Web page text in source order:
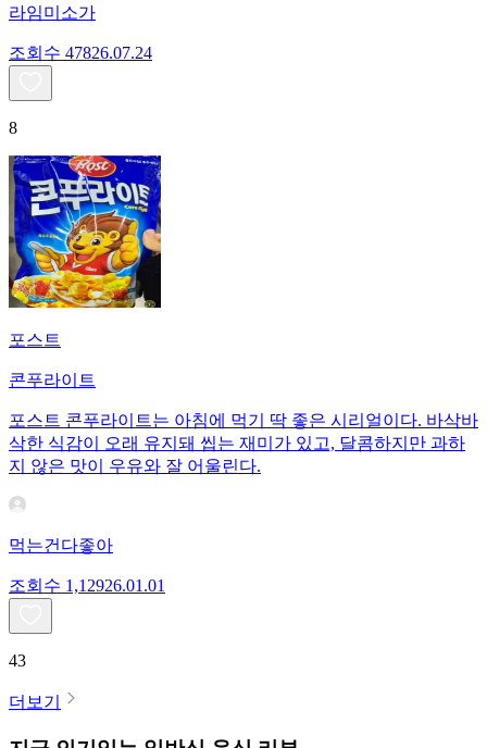
라임미소가
조회수 47826.07.24
8
포스트
콘푸라이트
포스트 콘푸라이트는 아침에 먹기 딱 좋은 시리얼이다. 바삭바
삭한 식감이 오래 유지돼 씹는 재미가 있고, 달콤하지만 과하
지 않은 맛이 우유와 잘 어울린다.
먹는건다좋아
조회수 1,12926.01.01
43
더보기